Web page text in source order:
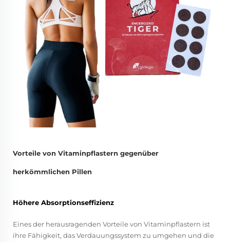
Vorteile von Vitaminpflastern gegenüber
herkömmlichen Pillen
Höhere Absorptionseffizienz
Eines der herausragenden Vorteile von Vitaminpflastern ist
ihre Fähigkeit, das Verdauungssystem zu umgehen und die